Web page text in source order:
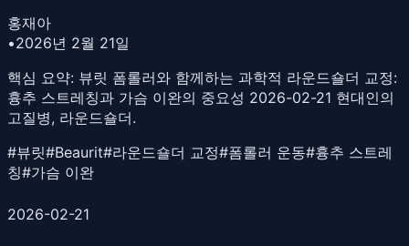
홍재아
•2026년 2월 21일
핵심 요약: 뷰릿 폼롤러와 함께하는 과학적 라운드숄더 교정:
흉추 스트레칭과 가슴 이완의 중요성 2026-02-21 현대인의
고질병, 라운드숄더.
#뷰릿#Beaurit#라운드숄더 교정#폼롤러 운동#흉추 스트레
칭#가슴 이완
2026-02-21